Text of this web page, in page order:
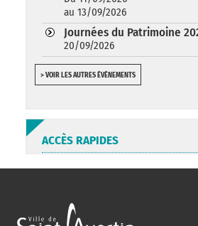
au 13/09/2026
Journées du Patrimoine
20/09/2026
> VOIR LES AUTRES ÉVÉNEMENTS
ACCÈS RAPIDES